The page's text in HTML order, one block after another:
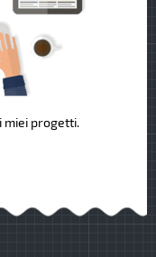
miei progetti.